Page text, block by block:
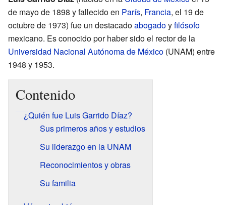
de mayo de 1898 y fallecido en París, Francia, el 19 de
octubre de 1973) fue un destacadoabogadoyfilósofo
mexicano. Es conocido por haber sido el rector de la
Universidad Nacional Autónoma de México (UNAM) entre
1948 y 1953.
Contenido
¿Quién fue Luis Garrido Díaz?
Sus primeros años y estudios
Su liderazgo en la UNAM
Reconocimientos y obras
Su familia